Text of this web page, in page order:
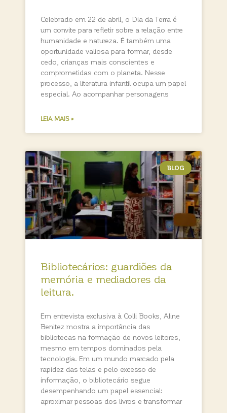
Celebrado em 22 de abril, o Dia da Terra é
um convite para refletir sobre a relação entre
humanidade e natureza. É também uma
oportunidade valiosa para formar, desde
cedo, crianças mais conscientes e
comprometidas com o planeta. Nesse
processo, a literatura infantil ocupa um papel
especial. Ao acompanhar personagens
LEIA MAIS »
BLOG
Bibliotecários: guardiões da
memória e mediadores da
leitura.
Em entrevista exclusiva à Colli Books, Aline
Benitez mostra a importância das
bibliotecas na formação de novos leitores,
mesmo em tempos dominados pela
tecnologia. Em um mundo marcado pela
rapidez das telas e pelo excesso de
informação, o bibliotecário segue
desempenhando um papel essencial:
aproximar pessoas dos livros e transformar